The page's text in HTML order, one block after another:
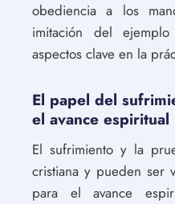
obediencia a los
imitación del
aspectos clave en la
El papel del
el avance espiritual
El sufrimiento y la
cristiana y pueden ser
para el avance